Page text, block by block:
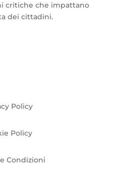
critiche che impattano
dei cittadini.
Policy
Policy
Condizioni